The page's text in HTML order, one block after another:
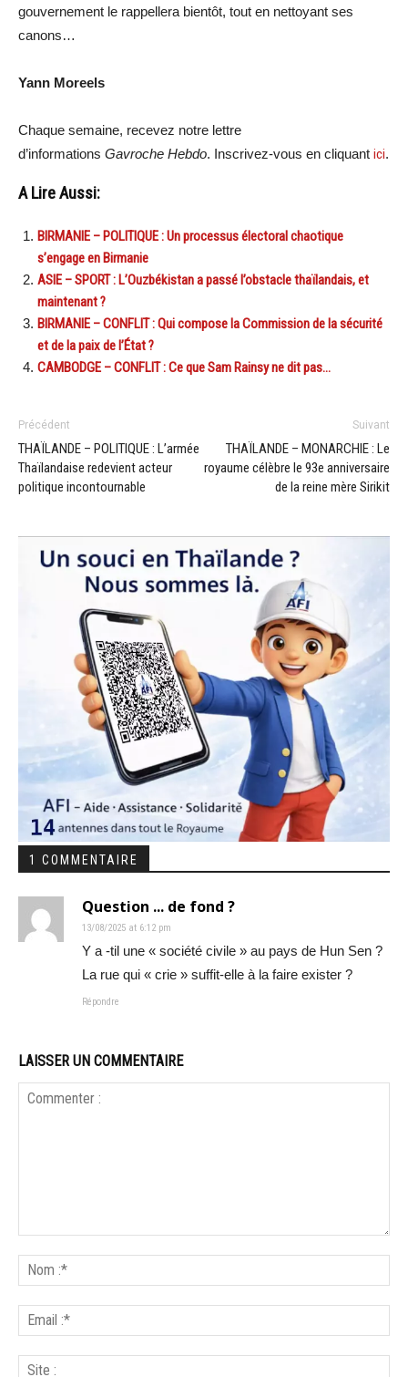
gouvernement le rappellera bientôt, tout en nettoyant ses
canons…
Yann Moreels
Chaque semaine, recevez notre lettre
d’informations Gavroche Hebdo. Inscrivez-vous en cliquant ici.
A Lire Aussi:
BIRMANIE – POLITIQUE : Un processus électoral chaotique
s’engage en Birmanie
ASIE – SPORT : L’Ouzbékistan a passé l’obstacle thaïlandais, et
maintenant ?
BIRMANIE – CONFLIT : Qui compose la Commission de la sécurité
et de la paix de l’État ?
CAMBODGE – CONFLIT : Ce que Sam Rainsy ne dit pas…
Précédent
THAÏLANDE – POLITIQUE : L’armée
Thaïlandaise redevient acteur
politique incontournable
Suivant
THAÏLANDE – MONARCHIE : Le
royaume célèbre le 93e anniversaire
de la reine mère Sirikit
1 COMMENTAIRE
Question ... de fond ?
13/08/2025 at 6:12 pm
Y a -til une « société civile » au pays de Hun Sen ?
La rue qui « crie » suffit-elle à la faire exister ?
Répondre
LAISSER UN COMMENTAIRE